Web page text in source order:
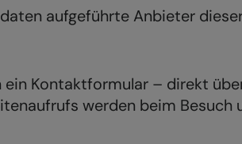
aufgeführte Anbieter
ein Kontaktformular – direkt
werden beim Besuch